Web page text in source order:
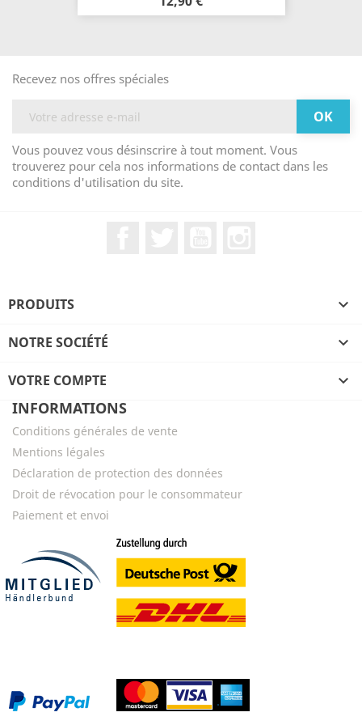
Recevez nos offres spéciales
Vous pouvez vous désinscrire à tout moment. Vous
trouverez pour cela nos informations de contact dans les
conditions d'utilisation du site.
PRODUITS 
NOTRE SOCIÉTÉ 
VOTRE COMPTE

INFORMATIONS
Conditions générales de vente
Mentions légales
Déclaration de protection des données
Droit de révocation pour le consommateur
Paiement et envoi